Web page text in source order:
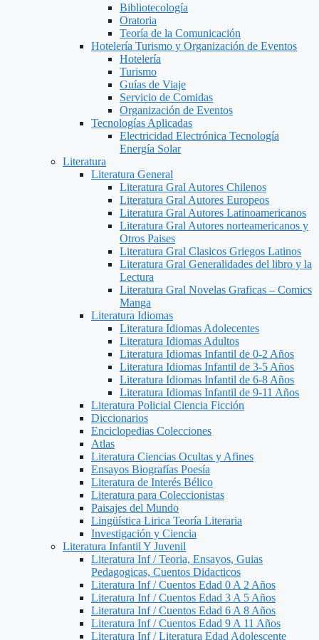
Bibliotecología
Oratoria
Teoría de la Comunicación
Hotelería Turismo y Organización de Eventos
Hotelería
Turismo
Guías de Viaje
Servicio de Comidas
Organización de Eventos
Tecnologías Aplicadas
Electricidad Electrónica Tecnología
Energía Solar
Literatura
Literatura General
Literatura Gral Autores Chilenos
Literatura Gral Autores Europeos
Literatura Gral Autores Latinoamericanos
Literatura Gral Autores norteamericanos y
Otros Paises
Literatura Gral Clasicos Griegos Latinos
Literatura Gral Generalidades del libro y la
Lectura
Literatura Gral Novelas Graficas – Comics
Manga
Literatura Idiomas
Literatura Idiomas Adolecentes
Literatura Idiomas Adultos
Literatura Idiomas Infantil de 0-2 Años
Literatura Idiomas Infantil de 3-5 Años
Literatura Idiomas Infantil de 6-8 Años
Literatura Idiomas Infantil de 9-11 Años
Literatura Policial Ciencia Ficción
Diccionarios
Enciclopedias Colecciones
Atlas
Literatura Ciencias Ocultas y Afines
Ensayos Biografías Poesía
Literatura de Interés Bélico
Literatura para Coleccionistas
Paisajes del Mundo
Lingüística Lirica Teoría Literaria
Investigación y Ciencia
Literatura Infantil Y Juvenil
Literatura Inf / Teoria, Ensayos, Guias
Pedagogicas, Cuentos Didacticos
Literatura Inf / Cuentos Edad 0 A 2 Años
Literatura Inf / Cuentos Edad 3 A 5 Años
Literatura Inf / Cuentos Edad 6 A 8 Años
Literatura Inf / Cuentos Edad 9 A 11 Años
Literatura Inf / Literatura Edad Adolescente